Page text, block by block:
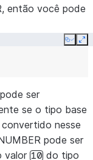
então você pode
Copy
ser
se o tipo base
nesse
pode ser
valor 10 do tipo